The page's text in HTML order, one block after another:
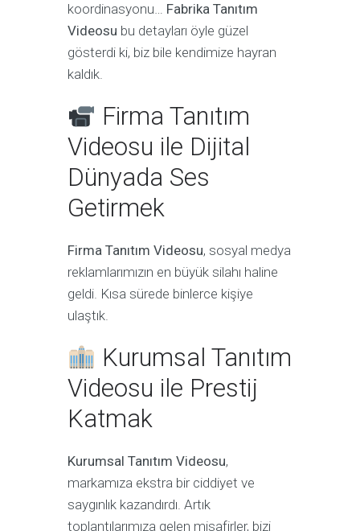
koordinasyonu… Fabrika Tanıtım
Videosu bu detayları öyle güzel
gösterdi ki, biz bile kendimize hayran
kaldık.
Firma Tanıtım
Videosu ile Dijital
Dünyada Ses
Getirmek
Firma Tanıtım Videosu, sosyal medya
reklamlarımızın en büyük silahı haline
geldi. Kısa sürede binlerce kişiye
ulaştık.
Kurumsal Tanıtım
Videosu ile Prestij
Katmak
Kurumsal Tanıtım Videosu,
markamıza ekstra bir ciddiyet ve
saygınlık kazandırdı. Artık
toplantılarımıza gelen misafirler, bizi